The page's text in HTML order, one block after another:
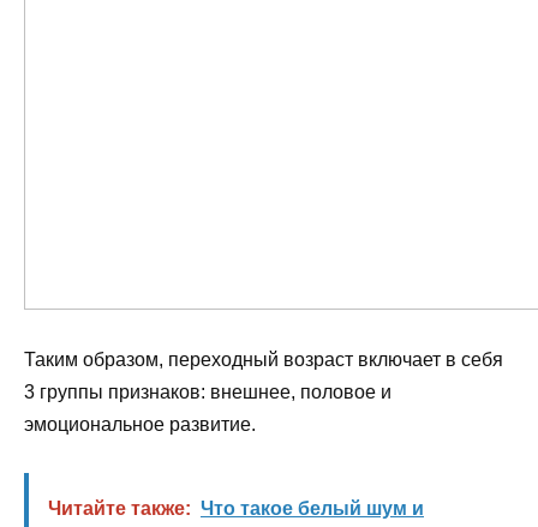
Таким образом, переходный возраст включает в себя
3 группы признаков: внешнее, половое и
эмоциональное развитие.
Читайте также: Что такое белый шум и